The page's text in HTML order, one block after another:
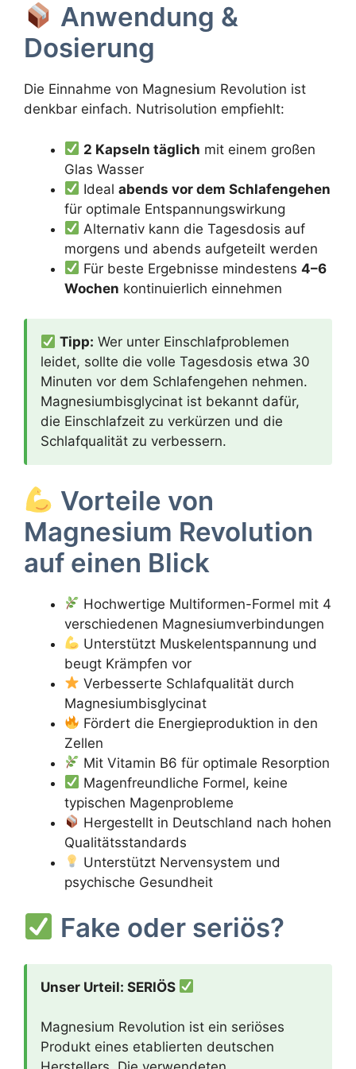
Anwendung &
Dosierung
Die Einnahme von Magnesium Revolution ist
denkbar einfach. Nutrisolution empfiehlt:
2 Kapseln täglich mit einem großen
Glas Wasser
Idealabends vor dem Schlafengehen
für optimale Entspannungswirkung
Alternativ kann die Tagesdosis auf
morgens und abends aufgeteilt werden
Für beste Ergebnisse mindestens4–6
Wochen kontinuierlich einnehmen
Tipp: Wer unter Einschlafproblemen
leidet, sollte die volle Tagesdosis etwa 30
Minuten vor dem Schlafengehen nehmen.
Magnesiumbisglycinat ist bekannt dafür,
die Einschlafzeit zu verkürzen und die
Schlafqualität zu verbessern.
Vorteile von
Magnesium Revolution
auf einen Blick
Hochwertige Multiformen-Formel mit 4
verschiedenen Magnesiumverbindungen
Unterstützt Muskelentspannung und
beugt Krämpfen vor
Verbesserte Schlafqualität durch
Magnesiumbisglycinat
Fördert die Energieproduktion in den
Zellen
Mit Vitamin B6 für optimale Resorption
Magenfreundliche Formel, keine
typischen Magenprobleme
Hergestellt in Deutschland nach hohen
Qualitätsstandards
Unterstützt Nervensystem und
psychische Gesundheit
Fake oder seriös?
Unser Urteil: SERIÖS
Magnesium Revolution ist ein seriöses
Produkt eines etablierten deutschen